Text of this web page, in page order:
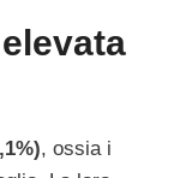
, ossia i